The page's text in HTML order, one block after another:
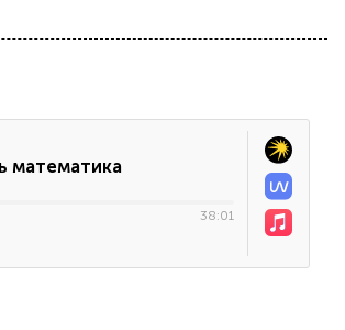
математика
38:01